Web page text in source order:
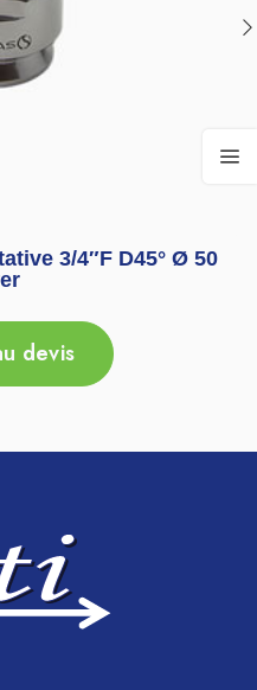
3/4″F D45° Ø 50
devis